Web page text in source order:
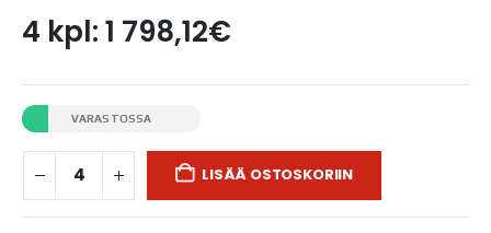
4 kpl: 1 798,12€
VARASTOSSA
LISÄÄ OSTOSKORIIN